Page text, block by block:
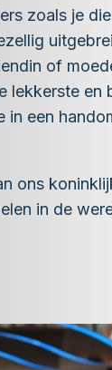
zoals je
of
lekkerste en
in een
ons
in de